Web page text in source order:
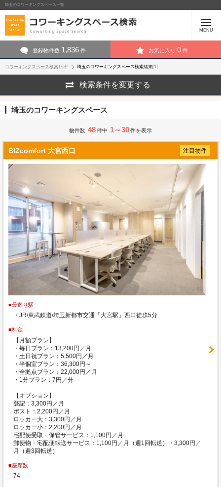
埼玉のコワーキングスペース一覧
MENU
登録物件数 1,836 件 お気に入り 0 件
コワーキングスペース検索TOP 埼玉のコワーキングスペース検索結果[1]
検索条件を変更する
埼玉のコワーキングスペース
物件数 48件中 1～30件を表示
BIZcomfort 大宮西口 注目物件
■最寄り駅
・JR/東武鉄道/埼玉新都市交通「大宮駅」西口徒歩5分
■料金
【月額プラン】
・毎日プラン：13,200円／月
・土日祝プラン：5,500円／月
・半個室プラン：36,300円～
・全拠点プラン：22,000円／月
・1分プラン：7円／分
【オプション】
登記：3,300円／月
ポスト：2,200円／月
ロッカー大：3,300円／月
ロッカー小：2,200円／月
宅配便受取・保管サービス：1,100円／月
郵便物・宅配便転送サービス：1,100円／月（週1回転送）・3,300円／
月（週3回転送）
■座席数
74